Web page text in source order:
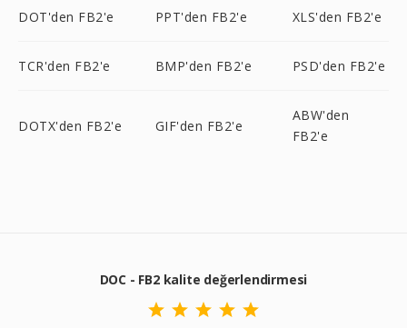
DOT'den FB2'e PPT'den FB2'e XLS'den FB2'e
TCR'den FB2'e BMP'den FB2'e PSD'den FB2'e
DOTX'den FB2'e GIF'den FB2'e
ABW'den
FB2'e
DOC - FB2 kalite değerlendirmesi